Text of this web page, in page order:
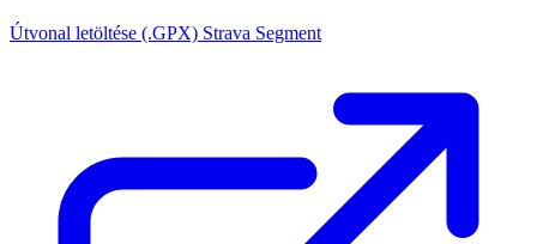
Útvonal letöltése (.GPX) Strava Segment